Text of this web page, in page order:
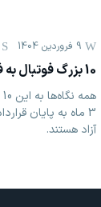
9 فروردين 1404
3 ماه به پایان
آزاد هستند. ‏